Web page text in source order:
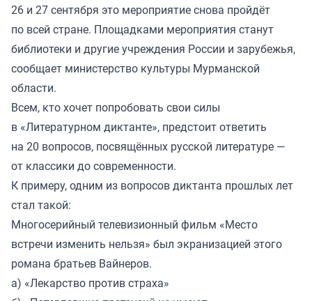
26 и 27 сентября это мероприятие снова пройдёт
по всей стране. Площадками мероприятия станут
библиотеки и другие учреждения России и зарубежья,
сообщает министерство культуры Мурманской
области.
Всем, кто хочет попробовать свои силы
в «Литературном диктанте», предстоит ответить
на 20 вопросов, посвящённых русской литературе —
от классики до современности.
К примеру, одним из вопросов диктанта прошлых лет
стал такой:
Многосерийный телевизионный фильм «Место
встречи изменить нельзя» был экранизацией этого
романа братьев Вайнеров.
а) «Лекарство против страха»